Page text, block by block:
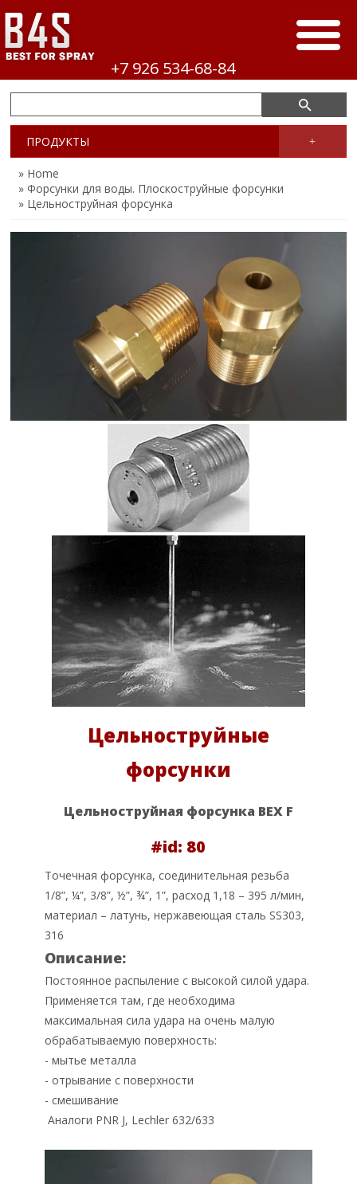
+7 926 534-68-84
ПРОДУКТЫ +
» Home
» Форсунки для воды. Плоскоструйные форсунки
» Цельноструйная форсунка
Цельноструйные
форсунки
Цельноструйная форсунка BEX F
#id: 80
Точечная форсунка, соединительная резьба
1/8”, ¼”, 3/8”, ½”, ¾”, 1”, расход 1,18 – 395 л/мин,
материал – латунь, нержавеющая сталь SS303,
316
Описание:
Постоянное распыление с высокой силой удара.
Применяется там, где необходима
максимальная сила удара на очень малую
обрабатываемую поверхность:
- мытье металла
- отрывание с поверхности
- смешивание
Аналоги PNR J, Lechler 632/633